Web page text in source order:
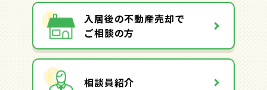
入居後の不動産売却で
ご相談の方
相談員紹介